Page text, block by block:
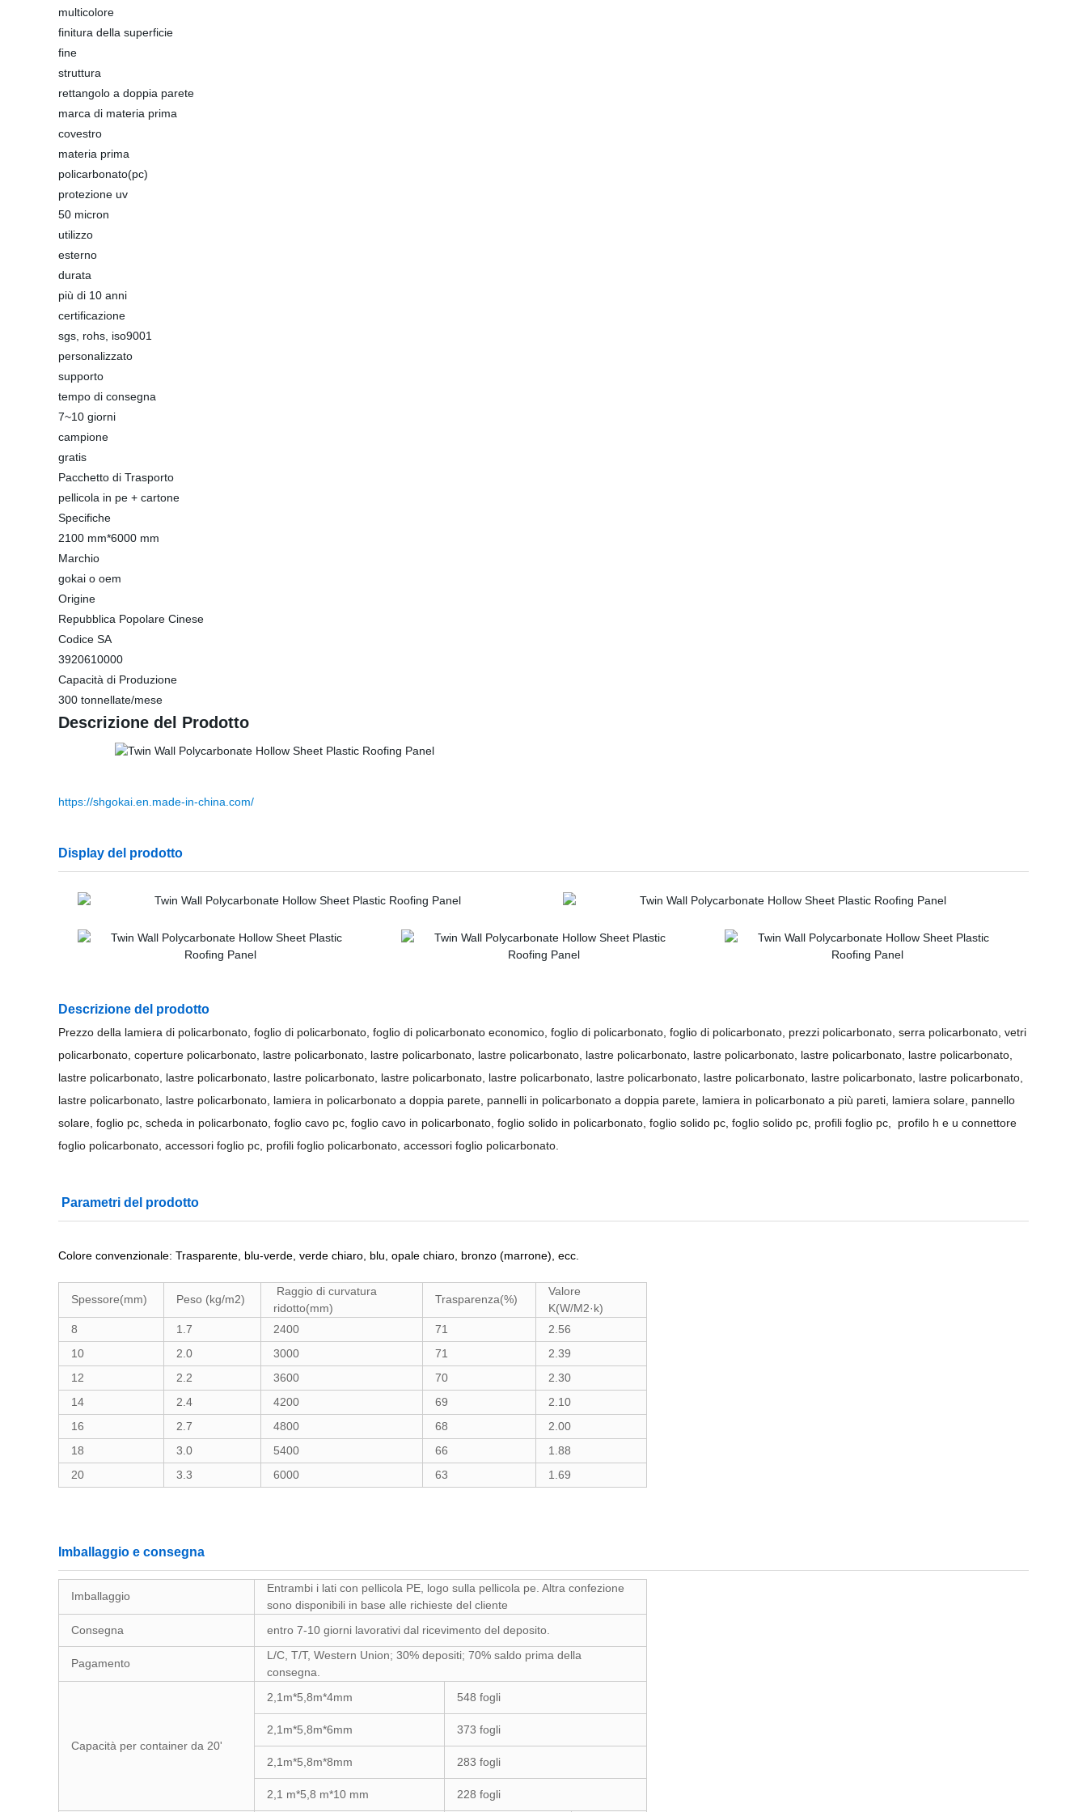
multicolore
finitura della superficie
fine
struttura
rettangolo a doppia parete
marca di materia prima
covestro
materia prima
policarbonato(pc)
protezione uv
50 micron
utilizzo
esterno
durata
più di 10 anni
certificazione
sgs, rohs, iso9001
personalizzato
supporto
tempo di consegna
7~10 giorni
campione
gratis
Pacchetto di Trasporto
pellicola in pe + cartone
Specifiche
2100 mm*6000 mm
Marchio
gokai o oem
Origine
Repubblica Popolare Cinese
Codice SA
3920610000
Capacità di Produzione
300 tonnellate/mese
Descrizione del Prodotto
https://shgokai.en.made-in-china.com/
Display del prodotto
Descrizione del prodotto
Prezzo della lamiera di policarbonato, foglio di policarbonato, foglio di policarbonato economico, foglio di policarbonato, foglio di policarbonato, prezzi policarbonato, serra policarbonato, vetri
policarbonato, coperture policarbonato, lastre policarbonato, lastre policarbonato, lastre policarbonato, lastre policarbonato, lastre policarbonato, lastre policarbonato, lastre policarbonato,
lastre policarbonato, lastre policarbonato, lastre policarbonato, lastre policarbonato, lastre policarbonato, lastre policarbonato, lastre policarbonato, lastre policarbonato, lastre policarbonato,
lastre policarbonato, lastre policarbonato, lamiera in policarbonato a doppia parete, pannelli in policarbonato a doppia parete, lamiera in policarbonato a più pareti, lamiera solare, pannello
solare, foglio pc, scheda in policarbonato, foglio cavo pc, foglio cavo in policarbonato, foglio solido in policarbonato, foglio solido pc, foglio solido pc, profili foglio pc, profilo h e u connettore
foglio policarbonato, accessori foglio pc, profili foglio policarbonato, accessori foglio policarbonato.
Parametri del prodotto
Colore convenzionale: Trasparente, blu-verde, verde chiaro, blu, opale chiaro, bronzo (marrone), ecc.
Spessore(mm) Peso (kg/m2)
Raggio di curvatura
ridotto(mm)
Trasparenza(%)
Valore
K(W/M2·k)
8
1.7 2400 71
2.56
10
2.0 3000 71
2.39
12
2.2 3600 70
2.30
14
2.4 4200 69
2.10
16
2.7 4800 68
2.00
18
3.0 5400 66
1.88
20
3.3 6000 63 1.69
Imballaggio e consegna
Imballaggio
Entrambi i lati con pellicola PE, logo sulla pellicola pe. Altra confezione
sono disponibili in base alle richieste del cliente
Consegna
entro 7-10 giorni lavorativi dal ricevimento del deposito.
Pagamento
L/C, T/T, Western Union; 30% depositi; 70% saldo prima della
consegna.
Capacità per container da 20'
2,1m*5,8m*4mm 548 fogli
2,1m*5,8m*6mm 373 fogli
2,1m*5,8m*8mm 283 fogli
2,1 m*5,8 m*10 mm 228 fogli